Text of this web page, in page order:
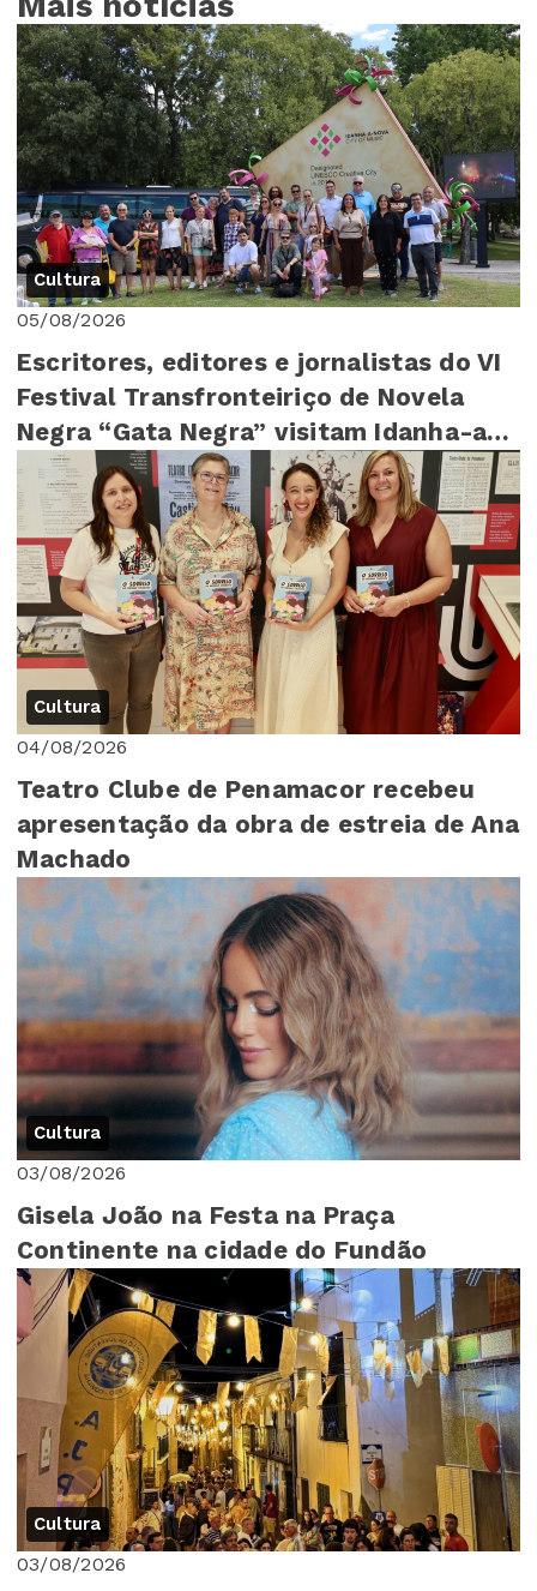
Cultura
05/08/2026
Escritores, editores e jornalistas do VI
Festival Transfronteiriço de Novela
Negra “Gata Negra” visitam Idanha-a-
Nova
Cultura
04/08/2026
Teatro Clube de Penamacor recebeu
apresentação da obra de estreia de Ana
Machado
Cultura
03/08/2026
Gisela João na Festa na Praça
Continente na cidade do Fundão
Cultura
03/08/2026